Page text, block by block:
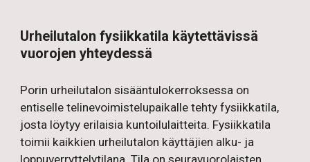
Urheilutalon fysiikkatila käytettävissä
vuorojen yhteydessä
Porin urheilutalon sisääntulokerroksessa on
entiselle telinevoimistelupaikalle tehty fysiikkatila,
josta löytyy erilaisia kuntoilulaitteita. Fysiikkatila
toimii kaikkien urheilutalon käyttäjien alku- ja
loppuverryttelytilana. Tila on seuravuorolaisten